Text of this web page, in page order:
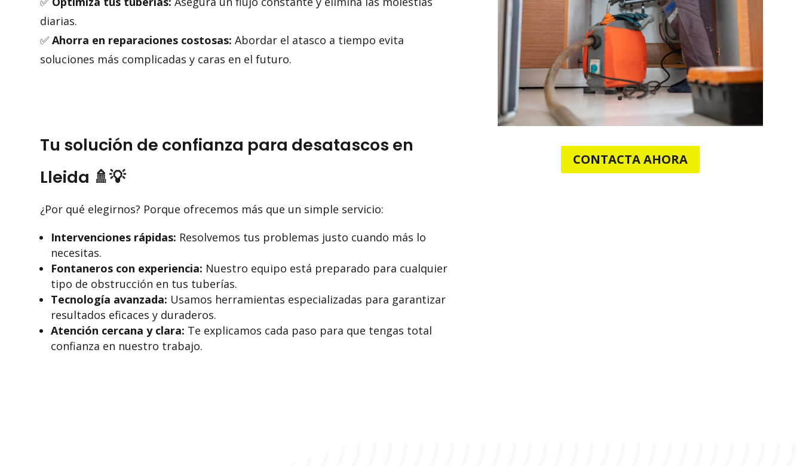
diarias.
✅Ahorra en reparaciones costosas: Abordar el atasco a tiempo evita
soluciones más complicadas y caras en el futuro.
Tu solución de confianza para desatascos en
Lleida 🚿💡
¿Por qué elegirnos? Porque ofrecemos más que un simple servicio:
Intervenciones rápidas: Resolvemos tus problemas justo cuando más lo
necesitas.
Fontaneros con experiencia: Nuestro equipo está preparado para cualquier
tipo de obstrucción en tus tuberías.
Tecnología avanzada: Usamos herramientas especializadas para garantizar
resultados eficaces y duraderos.
Atención cercana y clara: Te explicamos cada paso para que tengas total
confianza en nuestro trabajo.
CONTACTA AHORA